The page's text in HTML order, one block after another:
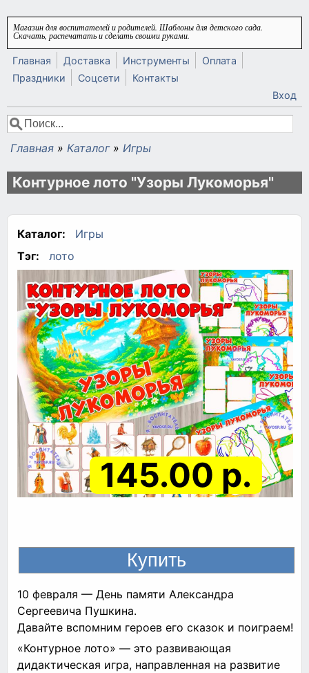
Перейти к основному содержанию
Магазин для воспитателей и родителей. Шаблоны для детского сада.
Скачать, распечатать и сделать своими руками.
Главная Доставка Инструменты
Оплата
Праздники
Соцсети
Контакты
Вход
Форма поиска
Поиск
Вы здесь
Главная » Каталог » Игры
Контурное лото "Узоры Лукоморья"
Каталог:
Игры
Тэг:
лото
145.00 р.
10 февраля — День памяти Александра
Сергеевича Пушкина.
Давайте вспомним героев его сказок и поиграем!
«Контурное лото» — это развивающая
дидактическая игра, направленная на развитие